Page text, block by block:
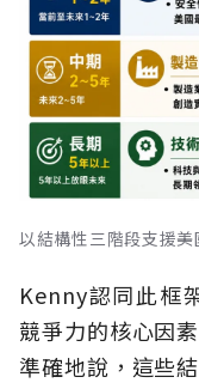
以結構性三階段支援美
Kenny認同此框
競爭力的核心因
準確地說，這些